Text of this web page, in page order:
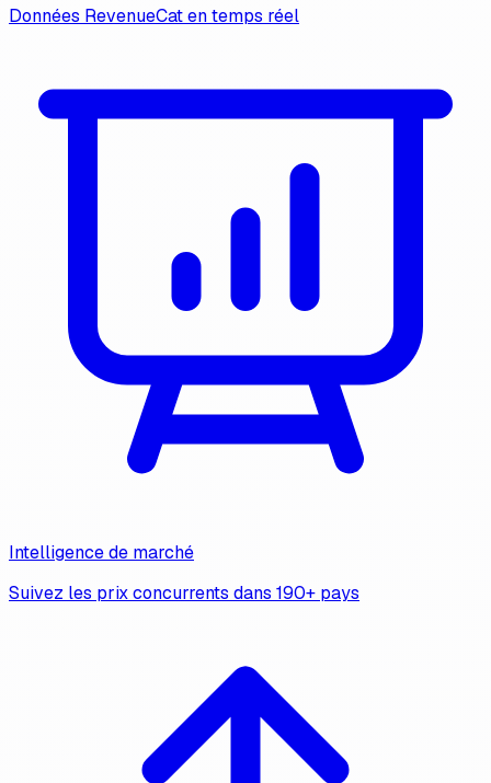
Données RevenueCat en temps réel
Intelligence de marché
Suivez les prix concurrents dans 190+ pays